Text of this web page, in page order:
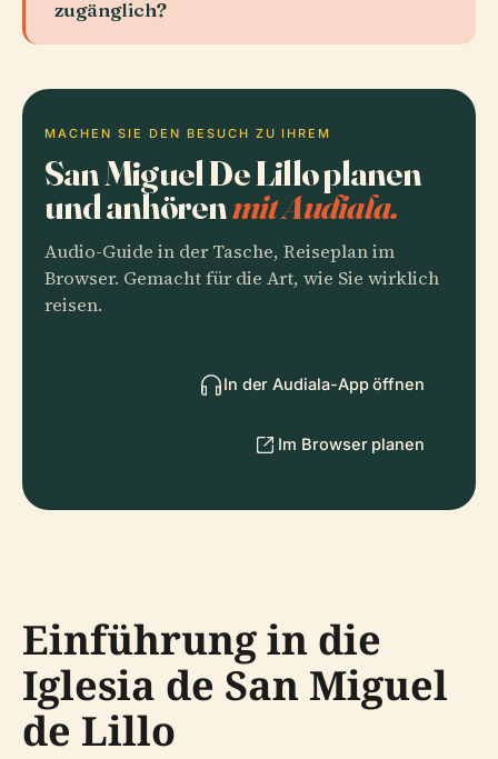
zugänglich?
MACHEN SIE DEN BESUCH ZU IHREM
San Miguel De Lillo planen
und anhörenmit Audiala.
Audio-Guide in der Tasche, Reiseplan im
Browser. Gemacht für die Art, wie Sie wirklich
reisen.
In der Audiala-App öffnen
Im Browser planen
Einführung in die
Iglesia de San Miguel
de Lillo